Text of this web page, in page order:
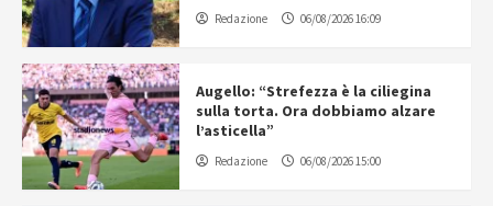
Redazione 06/08/2026 16:09
Augello: “Strefezza è la ciliegina
sulla torta. Ora dobbiamo alzare
l’asticella”
Redazione 06/08/2026 15:00